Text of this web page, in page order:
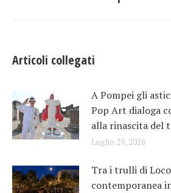
Articoli collegati
A Pompei gli
Pop Art dialoga
alla rinascita del
Luglio 29, 2026
Tra i trulli di
contemporanea